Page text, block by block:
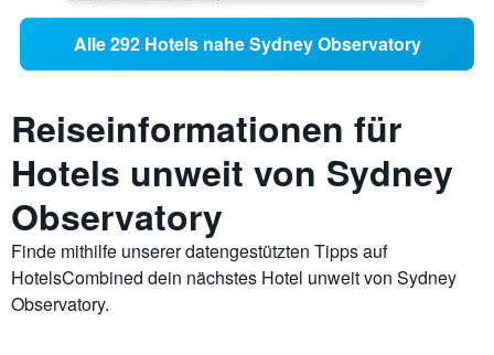
Alle 292 Hotels nahe Sydney Observatory
Reiseinformationen für
Hotels unweit von Sydney
Observatory
Finde mithilfe unserer datengestützten Tipps auf
HotelsCombined dein nächstes Hotel unweit von Sydney
Observatory.